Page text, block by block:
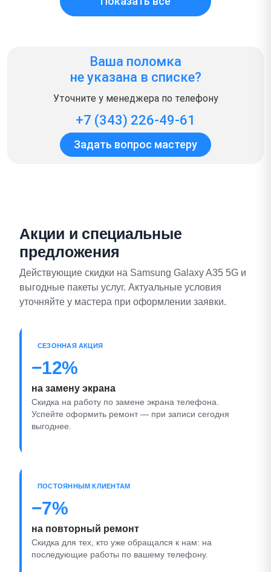
Ваша поломка
не указана в списке?
Уточните у менеджера по телефону
+7 (343) 226-49-61
Задать вопрос мастеру
Акции и специальные
предложения
Действующие скидки на Samsung Galaxy A35 5G и
выгодные пакеты услуг. Актуальные условия
уточняйте у мастера при оформлении заявки.
СЕЗОННАЯ АКЦИЯ
−12%
на замену экрана
Скидка на работу по замене экрана телефона.
Успейте оформить ремонт — при записи сегодня
выгоднее.
ПОСТОЯННЫМ КЛИЕНТАМ
−7%
на повторный ремонт
Скидка для тех, кто уже обращался к нам: на
последующие работы по вашему телефону.